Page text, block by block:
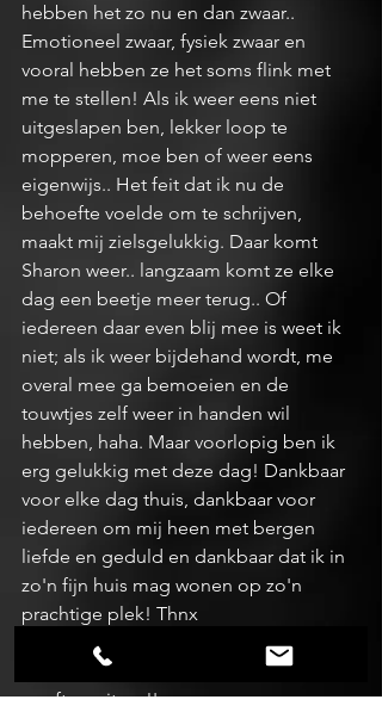
hebben het zo nu en dan zwaar..
Emotioneel zwaar, fysiek zwaar en
vooral hebben ze het soms flink met
me te stellen! Als ik weer eens niet
uitgeslapen ben, lekker loop te
mopperen, moe ben of weer eens
eigenwijs.. Het feit dat ik nu de
behoefte voelde om te schrijven,
maakt mij zielsgelukkig. Daar komt
Sharon weer.. langzaam komt ze elke
dag een beetje meer terug.. Of
iedereen daar even blij mee is weet ik
niet; als ik weer bijdehand wordt, me
overal mee ga bemoeien en de
touwtjes zelf weer in handen wil
hebben, haha. Maar voorlopig ben ik
erg gelukkig met deze dag! Dankbaar
voor elke dag thuis, dankbaar voor
iedereen om mij heen met bergen
liefde en geduld en dankbaar dat ik in
zo'n fijn huis mag wonen op zo'n
prachtige plek! Thnx
lievelingsmensen!
'Een opgever wint nooit. Een winnaar
geeft nooit op!'